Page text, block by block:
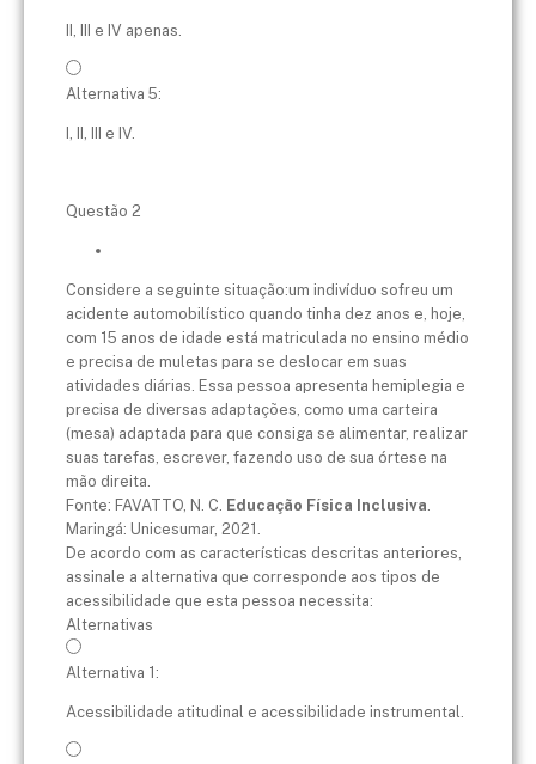
II, III e IV apenas.
Alternativa 5:
I, II, III e IV.
Questão 2
Considere a seguinte situação:um indivíduo sofreu um
acidente automobilístico quando tinha dez anos e, hoje,
com 15 anos de idade está matriculada no ensino médio
e precisa de muletas para se deslocar em suas
atividades diárias. Essa pessoa apresenta hemiplegia e
precisa de diversas adaptações, como uma carteira
(mesa) adaptada para que consiga se alimentar, realizar
suas tarefas, escrever, fazendo uso de sua órtese na
mão direita.
Fonte: FAVATTO, N. C. Educação Física Inclusiva
Maringá: Unicesumar, 2021.
De acordo com as características descritas anteriores,
assinale a alternativa que corresponde aos tipos de
acessibilidade que esta pessoa necessita:
Alternativas
Alternativa 1:
Acessibilidade atitudinal e acessibilidade instrumental.